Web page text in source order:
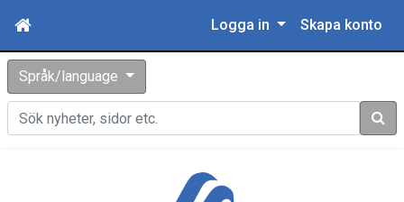
Logga in Skapa konto
Språk/language
Sök